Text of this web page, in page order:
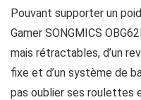
Pouvant supporter un
Gamer SONGMICS
mais rétractables, d’un
fixe et d’un système de
pas oublier ses roulettes